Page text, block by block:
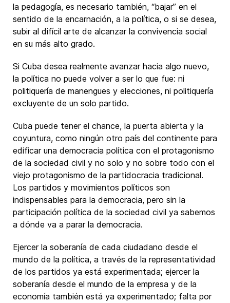
la pedagogía, es necesario también, “bajar” en el
sentido de la encarnación, a la política, o si se desea,
subir al difícil arte de alcanzar la convivencia social
en su más alto grado.
Si Cuba desea realmente avanzar hacia algo nuevo,
la política no puede volver a ser lo que fue: ni
politiquería de manengues y elecciones, ni politiquería
excluyente de un solo partido.
Cuba puede tener el chance, la puerta abierta y la
coyuntura, como ningún otro país del continente para
edificar una democracia política con el protagonismo
de la sociedad civil y no solo y no sobre todo con el
viejo protagonismo de la partidocracia tradicional.
Los partidos y movimientos políticos son
indispensables para la democracia, pero sin la
participación política de la sociedad civil ya sabemos
a dónde va a parar la democracia.
Ejercer la soberanía de cada ciudadano desde el
mundo de la política, a través de la representatividad
de los partidos ya está experimentada; ejercer la
soberanía desde el mundo de la empresa y de la
economía también está ya experimentado; falta por